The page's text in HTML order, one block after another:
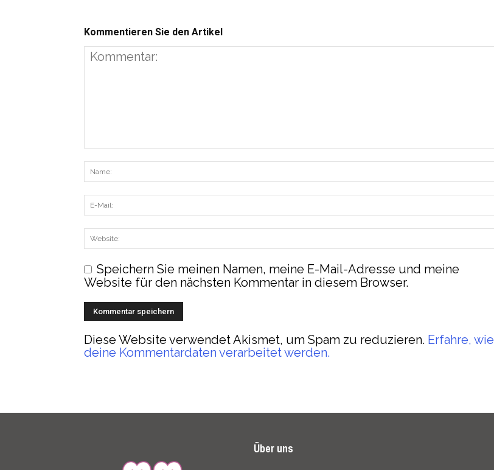
Kommentieren Sie den Artikel
Speichern Sie meinen Namen, meine E-Mail-Adresse und meine
Website für den nächsten Kommentar in diesem Browser.
Diese Website verwendet Akismet, um Spam zu reduzieren. Erfahre, wie
deine Kommentardaten verarbeitet werden.
Über uns